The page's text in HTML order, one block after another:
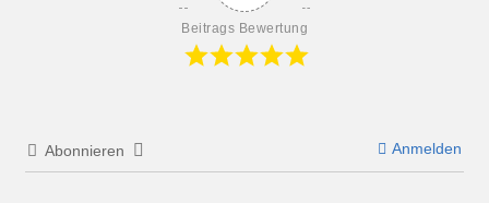
Beitrags Bewertung
Abonnieren Anmelden